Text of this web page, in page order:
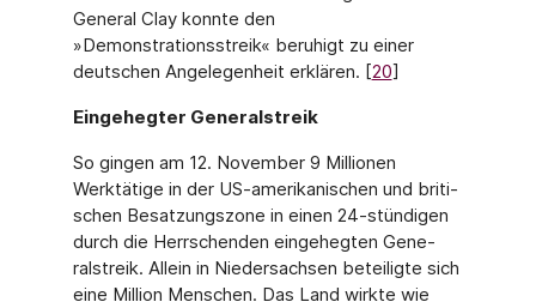
General Clay konnte den
»Demonstrationsstreik« beruhigt zu einer
deutschen Angelegenheit erklären. [20]
Eingehegter Generalstreik
So gingen am 12. November 9 Millionen
Werktätige in der US-amerikanischen und briti­
schen Besatzungszone in einen 24-stündigen
durch die Herrschenden eingehegten Gene­
ralstreik. Allein in Niedersachsen beteiligte sich
eine Million Menschen. Das Land wirkte wie